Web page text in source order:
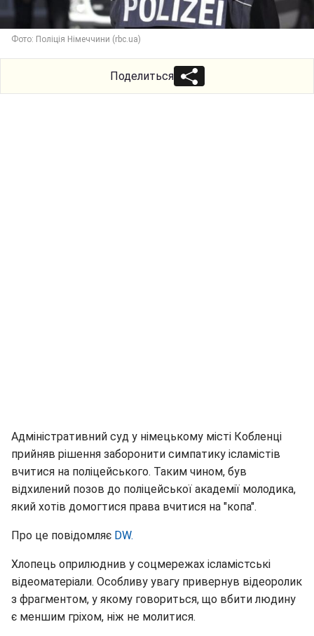
Фото: Поліція Німеччини (rbc.ua)
Поделиться
Адміністративний суд у німецькому місті Кобленці
прийняв рішення заборонити симпатику ісламістів
вчитися на поліцейського. Таким чином, був
відхилений позов до поліцейської академії молодика,
який хотів домогтися права вчитися на "копа".
Про це повідомляє DW.
Хлопець оприлюднив у соцмережах ісламістські
відеоматеріали. Особливу увагу привернув відеоролик
з фрагментом, у якому говориться, що вбити людину
є меншим гріхом, ніж не молитися.